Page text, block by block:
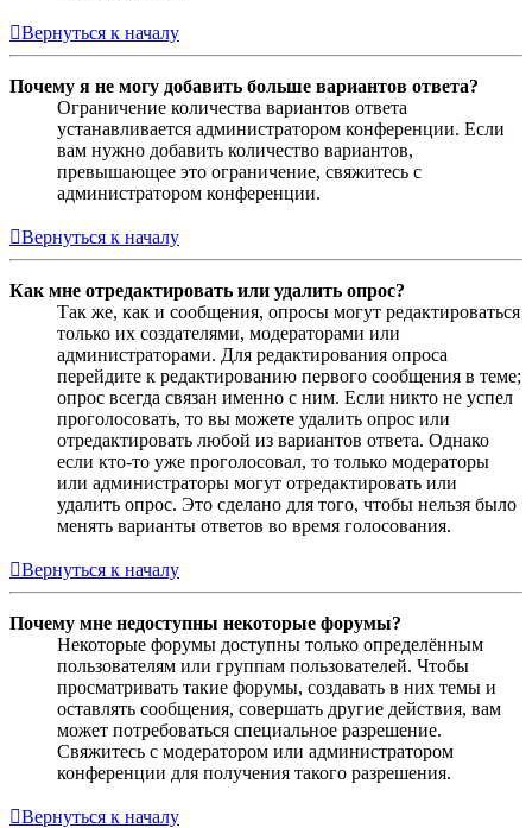
Вернуться к началу
Почему я не могу добавить больше вариантов ответа?
Ограничение количества вариантов ответа
устанавливается администратором конференции. Если
вам нужно добавить количество вариантов,
превышающее это ограничение, свяжитесь с
администратором конференции.
Вернуться к началу
Как мне отредактировать или удалить опрос?
Так же, как и сообщения, опросы могут редактироваться
только их создателями, модераторами или
администраторами. Для редактирования опроса
перейдите к редактированию первого сообщения в теме;
опрос всегда связан именно с ним. Если никто не успел
проголосовать, то вы можете удалить опрос или
отредактировать любой из вариантов ответа. Однако
если кто-то уже проголосовал, то только модераторы
или администраторы могут отредактировать или
удалить опрос. Это сделано для того, чтобы нельзя было
менять варианты ответов во время голосования.
Вернуться к началу
Почему мне недоступны некоторые форумы?
Некоторые форумы доступны только определённым
пользователям или группам пользователей. Чтобы
просматривать такие форумы, создавать в них темы и
оставлять сообщения, совершать другие действия, вам
может потребоваться специальное разрешение.
Свяжитесь с модератором или администратором
конференции для получения такого разрешения.
Вернуться к началу